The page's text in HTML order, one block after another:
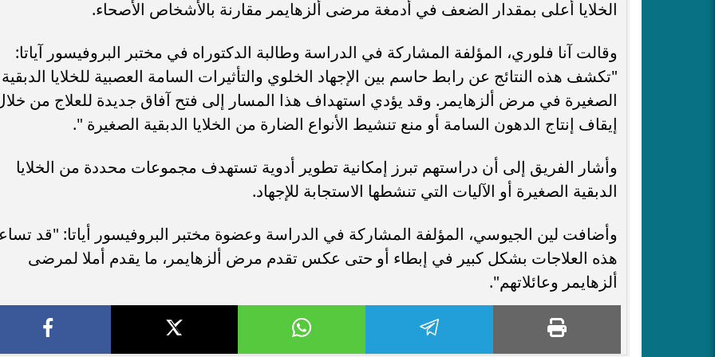
الخلايا أعلى بمقدار الضعف في أدمغة مرضى ألزهايمر مقارنة بالأشخاص الأصحاء.
وقالت آنا فلوري، المؤلفة المشاركة في الدراسة وطالبة الدكتوراه في مختبر البروفيسور آياتا:
"تكشف هذه النتائج عن رابط حاسم بين الإجهاد الخلوي والتأثيرات السامة العصبية للخلايا الدبقية
الصغيرة في مرض ألزهايمر. وقد يؤدي استهداف هذا المسار إلى فتح آفاق جديدة للعلاج من
إيقاف إنتاج الدهون السامة أو منع تنشيط الأنواع الضارة من الخلايا الدبقية الصغيرة ".
وأشار الفريق إلى أن دراستهم تبرز إمكانية تطوير أدوية تستهدف مجموعات محددة من الخلايا
الدبقية الصغيرة أو الآليات التي تنشطها الاستجابة للإجهاد.
وأضافت لين الجيوسي، المؤلفة المشاركة في الدراسة وعضوة مختبر البروفيسور أياتا: "قد
هذه العلاجات بشكل كبير في إبطاء أو حتى عكس تقدم مرض ألزهايمر، ما يقدم أملا لمرضى
ألزهايمر وعائلاتهم".